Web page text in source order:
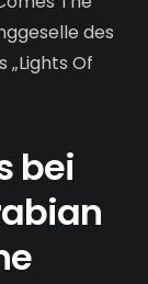
des
Of
bei